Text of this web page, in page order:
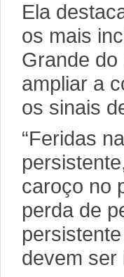
Ela
os mais
Grande
ampliar a
os sinais
“Feridas
caroço no
perda de
devem ser